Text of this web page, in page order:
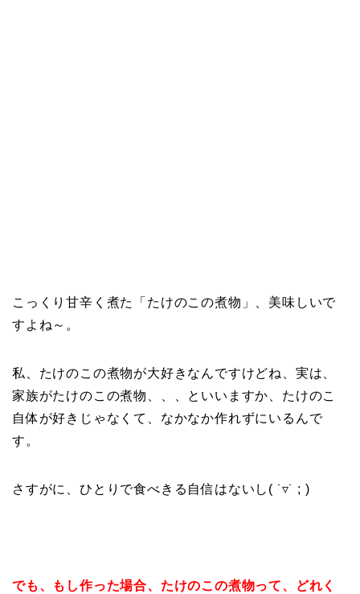
こっくり甘辛く煮た「たけのこの煮物」、美味しいで
すよね～。
私、たけのこの煮物が大好きなんですけどね、実は、
家族がたけのこの煮物、、、といいますか、たけのこ
自体が好きじゃなくて、なかなか作れずにいるんで
す。
さすがに、ひとりで食べきる自信はないし( ˙▿˙ ; )
でも、もし作った場合、たけのこの煮物って、どれく